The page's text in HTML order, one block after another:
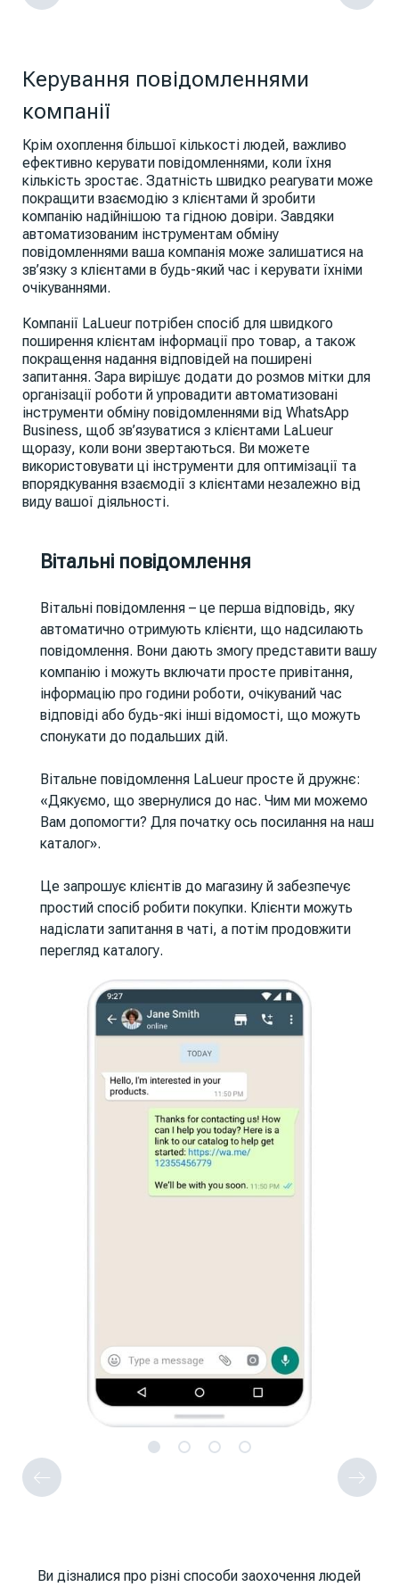
Керування повідомленнями
компанії
Крім охоплення більшої кількості людей, важливо
ефективно керувати повідомленнями, коли їхня
кількість зростає. Здатність швидко реагувати може
покращити взаємодію з клієнтами й зробити
компанію надійнішою та гідною довіри. Завдяки
автоматизованим інструментам обміну
повідомленнями ваша компанія може залишатися на
зв’язку з клієнтами в будь-який час і керувати їхніми
очікуваннями.
Компанії LaLueur потрібен спосіб для швидкого
поширення клієнтам інформації про товар, а також
покращення надання відповідей на поширені
запитання. Зара вирішує додати до розмов мітки для
організації роботи й упровадити автоматизовані
інструменти обміну повідомленнями від WhatsApp
Business, щоб зв’язуватися з клієнтами LaLueur
щоразу, коли вони звертаються. Ви можете
використовувати ці інструменти для оптимізації та
впорядкування взаємодії з клієнтами незалежно від
виду вашої діяльності.
Вітальні повідомлення
Вітальні повідомлення – це перша відповідь, яку
автоматично отримують клієнти, що надсилають
повідомлення. Вони дають змогу представити вашу
компанію і можуть включати просте привітання,
інформацію про години роботи, очікуваний час
відповіді або будь-які інші відомості, що можуть
спонукати до подальших дій.
Вітальне повідомлення LaLueur просте й дружнє:
«Дякуємо, що звернулися до нас. Чим ми можемо
Вам допомогти? Для початку ось посилання на наш
каталог».
Це запрошує клієнтів до магазину й забезпечує
простий спосіб робити покупки. Клієнти можуть
надіслати запитання в чаті, а потім продовжити
перегляд каталогу.
Ви дізналися про різні способи заохочення людей